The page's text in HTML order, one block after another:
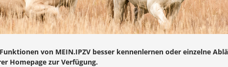
von MEIN.IPZV besser kennenlernen oder einzelne
Homepage zur Verfügung.